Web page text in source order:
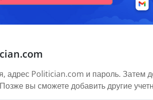
адрес Politician.com и пароль. Затем
вы сможете добавить другие